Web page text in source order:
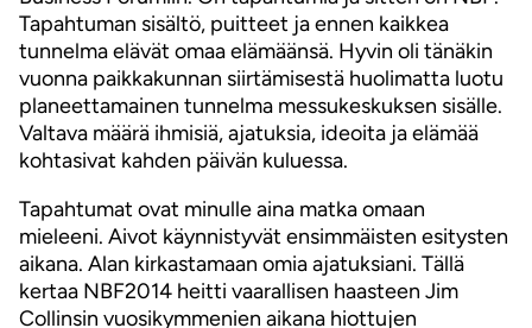
Tapahtuman sisältö, puitteet ja ennen kaikkea
tunnelma elävät omaa elämäänsä. Hyvin oli tänäkin
vuonna paikkakunnan siirtämisestä huolimatta luotu
planeettamainen tunnelma messukeskuksen sisälle.
Valtava määrä ihmisiä, ajatuksia, ideoita ja elämää
kohtasivat kahden päivän kuluessa.
Tapahtumat ovat minulle aina matka omaan
mieleeni. Aivot käynnistyvät ensimmäisten esitysten
aikana. Alan kirkastamaan omia ajatuksiani. Tällä
kertaa NBF2014 heitti vaarallisen haasteen Jim
Collinsin vuosikymmenien aikana hiottujen